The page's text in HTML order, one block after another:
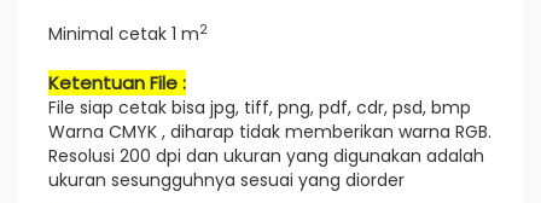
Minimal cetak 1 m2
Ketentuan File :
File siap cetak bisa jpg, tiff, png, pdf, cdr, psd, bmp
Warna CMYK , diharap tidak memberikan warna RGB.
Resolusi 200 dpi dan ukuran yang digunakan adalah
ukuran sesungguhnya sesuai yang diorder